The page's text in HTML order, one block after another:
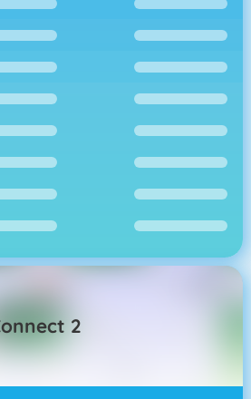
Connect 2